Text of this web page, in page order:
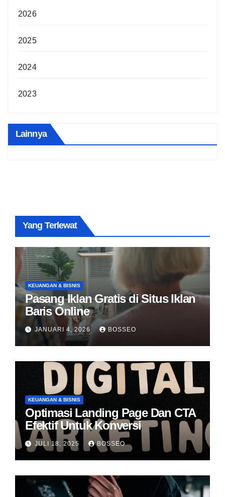
2026
2025
2024
2023
Lainnya
Yang Terlewat
KEUANGAN & BISNIS
Pasang Iklan Gratis di Situs Iklan
Baris Online
JANUARI 4, 2026 BOSSEO
KEUANGAN & BISNIS
Optimasi Landing Page Dan CTA
Efektif Untuk Konversi
JULI 18, 2025 BOSSEO